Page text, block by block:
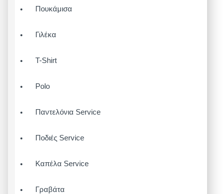
Πουκάμισα
Γιλέκα
T-Shirt
Polo
Παντελόνια Service
Ποδιές Service
Καπέλα Service
Γραβάτα